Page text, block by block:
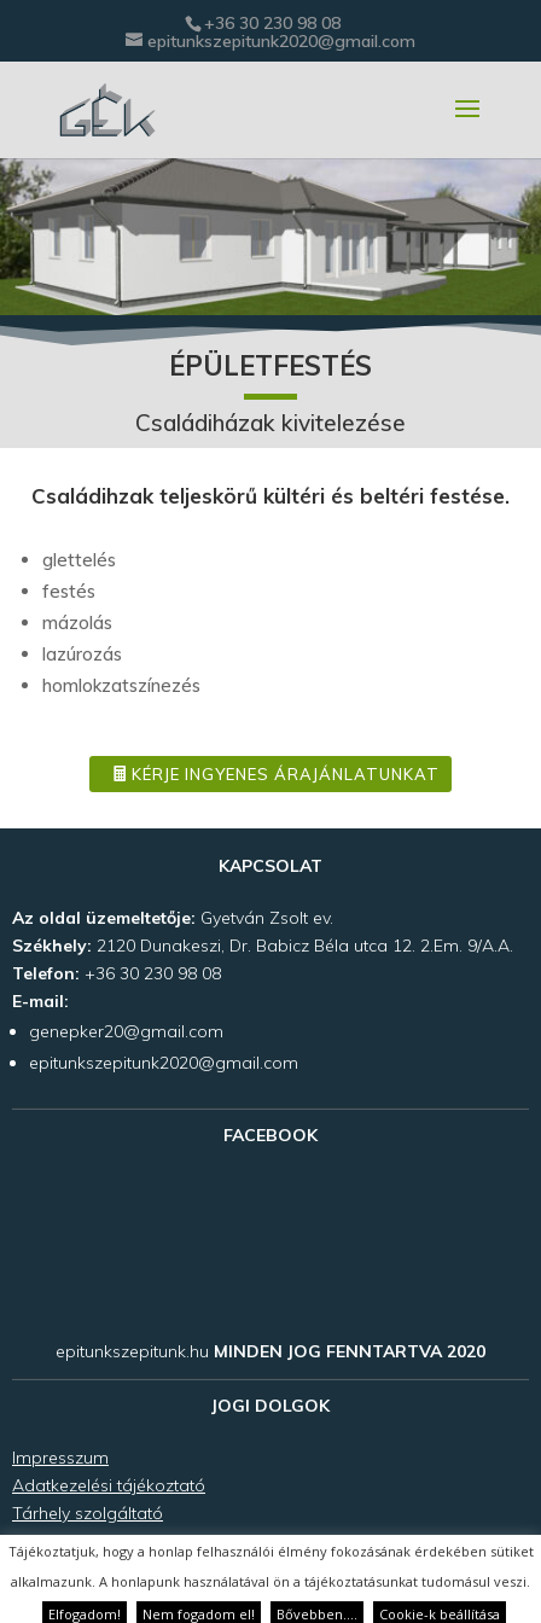
+36 30 230 98 08
epitunkszepitunk2020@gmail.com
ÉPÜLETFESTÉS
Családiházak kivitelezése
Családihzak teljeskörű kültéri és beltéri festése.
glettelés
festés
mázolás
lazúrozás
homlokzatszínezés
KÉRJE INGYENES ÁRAJÁNLATUNKAT
KAPCSOLAT
Az oldal üzemeltetője: Gyetván Zsolt ev.
Székhely: 2120 Dunakeszi, Dr. Babicz Béla utca 12. 2.Em. 9/A.A.
Telefon: +36 30 230 98 08
E-mail:
genepker20@gmail.com
epitunkszepitunk2020@gmail.com
FACEBOOK
epitunkszepitunk.hu MINDEN JOG FENNTARTVA 2020
JOGI DOLGOK
Impresszum
Adatkezelési tájékoztató
Tárhely szolgáltató
Design: Weboldal készítés Dunakeszi
Tájékoztatjuk, hogy a honlap felhasználói élmény fokozásának érdekében sütiket
alkalmazunk. A honlapunk használatával ön a tájékoztatásunkat tudomásul veszi.
Elfogadom!
Nem fogadom el! Bővebben.... Cookie-k beállítása